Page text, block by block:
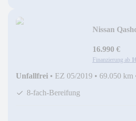
Nissan
16.990 €
Finanzierung ab
Unfallfrei • EZ 05/2019 • 69.050 km
8-fach-Bereifung